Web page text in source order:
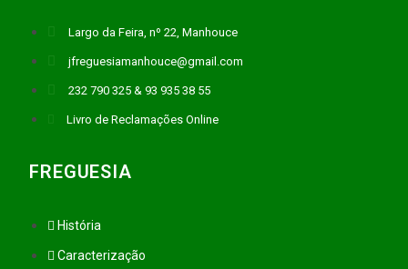
Largo da Feira, nº 22, Manhouce
jfreguesiamanhouce@gmail.com
232 790 325 & 93 935 38 55
Livro de Reclamações Online
FREGUESIA
História
Caracterização